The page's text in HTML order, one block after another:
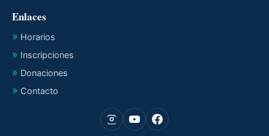
Enlaces
Horarios
Inscripciones
Donaciones
Contacto